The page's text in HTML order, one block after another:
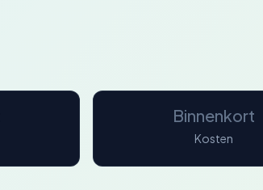
Binnenkort
Kosten